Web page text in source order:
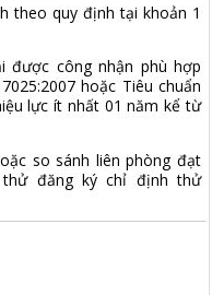
theo quy định tại khoản 1
được công nhận phù hợp
hoặc Tiêu chuẩn
lực ít nhất 01 năm kể từ
so sánh liên phòng đạt
đăng ký chỉ định thử